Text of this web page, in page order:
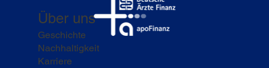
Über uns
Geschichte
Nachhaltigkeit
Karriere